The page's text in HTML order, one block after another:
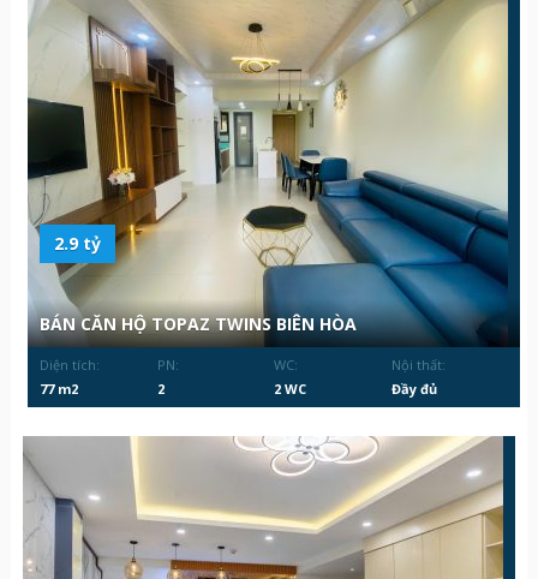
2.9 tỷ
BÁN CĂN HỘ TOPAZ TWINS BIÊN HÒA
Diện tích:
77 m2
PN:
2
WC:
2 WC
Nội thất:
Đầy đủ